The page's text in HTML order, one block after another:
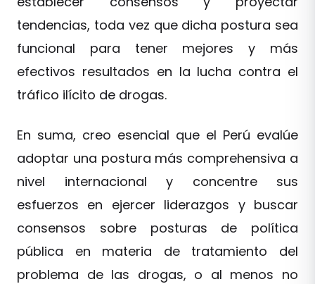
tendencias, toda vez que dicha postura sea
funcional para tener mejores y más
efectivos resultados en la lucha contra el
tráfico ilícito de drogas.
En suma, creo esencial que el Perú evalúe
adoptar una postura más comprehensiva a
nivel internacional y concentre sus
esfuerzos en ejercer liderazgos y buscar
consensos sobre posturas de política
pública en materia de tratamiento del
problema de las drogas, o al menos no